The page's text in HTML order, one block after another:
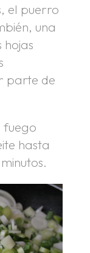
el puerro
una
hojas
parte de
fuego
hasta